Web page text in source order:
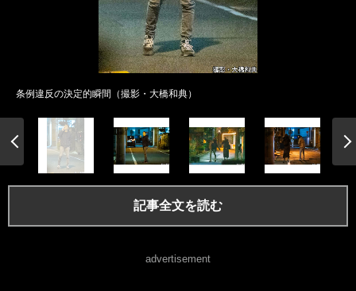
条例違反の決定的瞬間（撮影・大橋和典）
記事全文を読む
advertisement